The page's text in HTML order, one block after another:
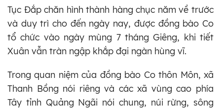
Tục Đắp chăn hình thành hàng chục năm về trước
và duy trì cho đến ngày nay, được đồng bào Co
tổ chức vào ngày mùng 7 tháng Giêng, khi tiết
Xuân vẫn tràn ngập khắp đại ngàn hùng vĩ.
Trong quan niệm của đồng bào Co thôn Môn, xã
Thanh Bồng nói riêng và các xã vùng cao phía
Tây tỉnh Quảng Ngãi nói chung, núi rừng, sông